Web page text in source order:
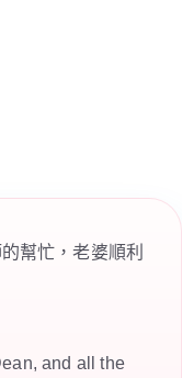
幫忙，老婆順利
and all the